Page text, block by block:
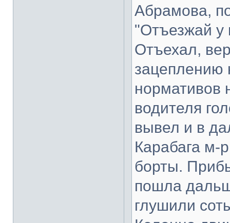
Абрамова,
"Отъезжай у
Отъехал,
зацеплению
нормативов
водителя
вывел и в
Карабага
борты.
пошла
глушили